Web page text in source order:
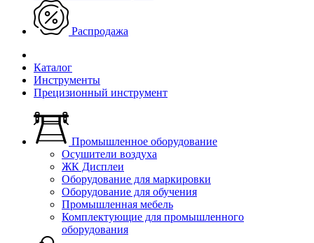
Распродажа
Каталог
Инструменты
Прецизионный инструмент
Промышленное оборудование
Осушители воздуха
ЖК Дисплеи
Оборудование для маркировки
Оборудование для обучения
Промышленная мебель
Комплектующие для промышленного
оборудования